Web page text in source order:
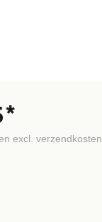
excl. verzendkosten